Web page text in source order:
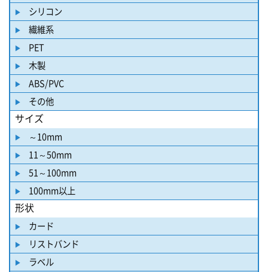
シリコン
繊維系
PET
木製
ABS/PVC
その他
サイズ
～10mm
11～50mm
51～100mm
100mm以上
形状
カード
リストバンド
ラベル